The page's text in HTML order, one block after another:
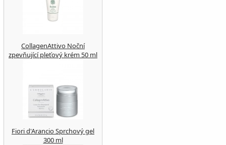
CollagenAttivo Noční
zpevňující pleťový krém 50 ml
Fiori d'Arancio Sprchový gel
300 ml